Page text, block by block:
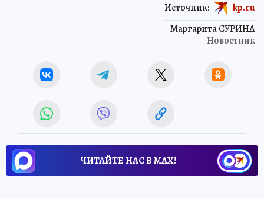
Маргарита СУРИНА
Новостник
Источник: kp.ru
ЧИТАЙТЕ НАС В МАХ!